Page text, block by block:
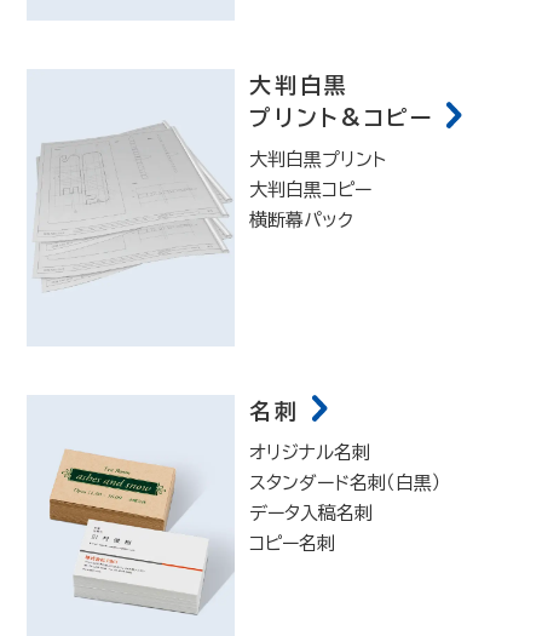
大判白黒
プリント&コピー
大判白黒プリント
大判白黒コピー
横断幕パック
名刺
オリジナル名刺
スタンダード名刺（白黒）
データ入稿名刺
コピー名刺